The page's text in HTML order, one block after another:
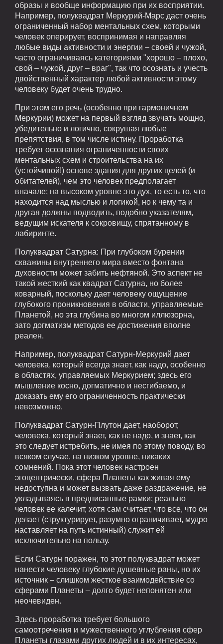
образы и вообще информацию при их восприятии.
Например, полуквадрат Меркурий-Марс даст очень
ограниченный набор ментальных схем, которыми
человек оперирует, воспринимая и направляя
любые виды активности и энергии – своей и чужой,
часто ограничиваясь категориями "хорошо – плохо,
свой – чужой, друг – враг", так что осознать и учесть
двойственный характер любой активности этому
человеку будет очень трудно.
При этом его речь (особенно при гармоничном
Меркурии) может на первый взгляд звучать мощно,
убедительно и логично, сокрушая любые
препятствия, в том числе истину. Проработка
требует осознания ограниченности своих
ментальных схем и строительства на их
(устойчивой!) основе здания для других целей (и
обитателей), чем это человек предполагает
вначале; на высоком уровне это дух, то есть то, что
находится над мыслью и логикой, но к чему та и
другая должны подводить, подобно указателям,
ведущим искателя к сокровищу, спрятанному в
лабиринте.
Полуквадрат Сатурна: При глубоком бурении
скважины внутреннего мира вместо фонтана
духовности может забить нефтяной. Это аспект не
такой жесткий как квадрат Сатурна, но более
коварный, поскольку дает человеку ощущение
глубокого проникновения в области, управляемые
Планетой, но эта глубина во многом иллюзорна,
зато догматизм методов ее достижения вполне
реален.
Например, полуквадрат Сатурн-Меркурий дает
человека, который всегда знает, как надо, особенно
в областях, управляемых Меркурием; здесь его
мышление косно, догматично и несгибаемо, и
доказать ему его ограниченность практически
невозможно.
Полуквадрат Сатурн-Плутон дает, наоборот,
человека, который знает, как не надо, и знает, как
это следует истребить, не имея по этому поводу, во
всяком случае, на низком уровне, никаких
сомнений. Пока этот человек настроен
эгоцентрически, сфера Планеты как живая ему
недоступна и может вызвать даже раздражение, не
укладываясь в предписанные рамки; реально
человек ее калечит, хотя сам считает, что все, что он
делает (структурирует, разумно ограничивает, мудро
наставляет на путь истинный) служит ей
исключительно на пользу.
Если Сатурн поражен, то этот полуквадрат может
нанести человеку глубокие душевные раны, но их
источник – слишком жесткое взаимодействие со
сферами Планеты – долго будет непонятен или
неочевиден.
Здесь проработка требует большого
самоотречения и мужественного углубления сфер
Планеты глазами других людей и в их интересах,